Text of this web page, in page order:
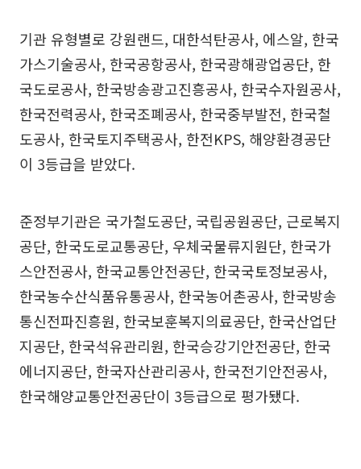
기관 유형별로 강원랜드, 대한석탄공사, 에스알, 한국
가스기술공사, 한국공항공사, 한국광해광업공단, 한
국도로공사, 한국방송광고진흥공사, 한국수자원공사,
한국전력공사, 한국조폐공사, 한국중부발전, 한국철
도공사, 한국토지주택공사, 한전KPS, 해양환경공단
이 3등급을 받았다.
준정부기관은 국가철도공단, 국립공원공단, 근로복지
공단, 한국도로교통공단, 우체국물류지원단, 한국가
스안전공사, 한국교통안전공단, 한국국토정보공사,
한국농수산식품유통공사, 한국농어촌공사, 한국방송
통신전파진흥원, 한국보훈복지의료공단, 한국산업단
지공단, 한국석유관리원, 한국승강기안전공단, 한국
에너지공단, 한국자산관리공사, 한국전기안전공사,
한국해양교통안전공단이 3등급으로 평가됐다.